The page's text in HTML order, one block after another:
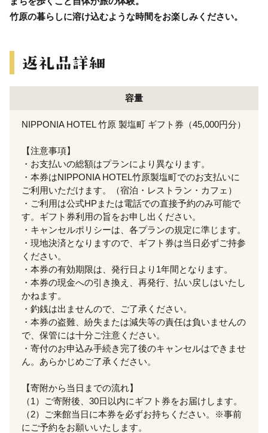
竹原の暮らしに溶け込むような時間をお楽しみください。
容量
NIPPONIA HOTEL 竹原 製塩町 ギフト券（45,000円分）
【注意事項】
・お支払いの総額はプランにより異なります。
・本券はNIPPONIA HOTEL竹原製塩町でのお支払いに
ご利用いただけます。（宿泊・レストラン・カフェ）
・ご利用は公式HPまたは電話での直接予約のみ可能で
す。ギフト券利用の旨をお申し出ください。
・キャンセルポリシーは、各プランの規定に準じます。
・現地決済となりますので、ギフト券は当日必ずご持参
ください。
・本券の有効期限は、発行日より1年間となります。
・本券の現金への引き換え、再発行、払い戻しはいたし
かねます。
・釣銭は出ませんので、ご了承ください。
・本券の盗難、紛失または減失等の責任は負いませんの
で、保管には十分ご注意ください。
・寄付のお申込み手続き完了後のキャンセルはできませ
ん。あらかじめご了承ください。
【寄附から当日までの流れ】
（1）ご寄附後、30日以内にギフト券をお届けします。
（2）ご来館当日に本券を必ずお持ちください。※事前
にご予約をお願いいたします。